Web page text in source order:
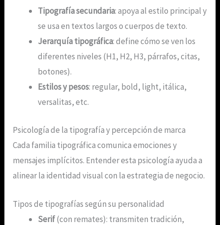
Tipografía secundaria: apoya al estilo principal y
se usa en textos largos o cuerpos de texto.
Jerarquía tipográfica: define cómo se ven los
diferentes niveles (H1, H2, H3, párrafos, citas,
botones).
Estilos y pesos: regular, bold, light, itálica,
versalitas, etc.
Psicología de la tipografía y percepción de marca
Cada familia tipográfica comunica emociones y
mensajes implícitos. Entender esta psicología ayuda a
alinear la identidad visual con la estrategia de negocio.
Tipos de tipografías según su personalidad
Serif(con remates): transmiten tradición,